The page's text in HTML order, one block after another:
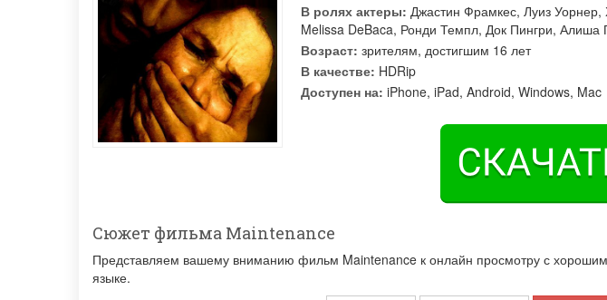
В ролях актеры: Джастин Фрамкес, Луиз Уорнер,
Melissa DeBaca, Ронди Темпл, Док Пингри, Алиша
Возраст: зрителям, достигшим 16 лет
В качестве: HDRip
Доступен на: iPhone, iPad, Android, Windows, Mac
Сюжет фильма Maintenance
Представляем вашему вниманию фильм Maintenance к онлайн просмотру с хорошим
языке.